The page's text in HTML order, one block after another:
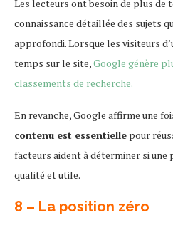
Les lecteurs ont besoin de plus
connaissance détaillée des sujets
approfondi. Lorsque les visiteurs
temps sur le site,Google génère
classements de recherche.
En revanche, Google affirme une
contenu est essentielle pour
facteurs aident à déterminer si une
qualité et utile.
8 – La position zéro